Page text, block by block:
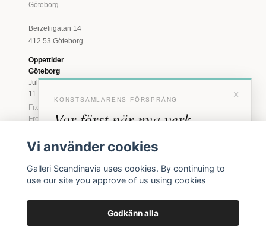
Göteborg.
Berzeliigatan 14
412 53 Göteborg
Öppettider
Göteborg
Juli: Tis 11-18 · Lör
11-16
Fr.o.m. augusti: Tis-
Fre 11-18 · Lör 11-
Marstrand
2026
Tis-Fre 11-18 ·
×
KONSTSAMLARENS FÖRSPRÅNG
Var först när nya verk
anländer
inbjudningar till vernissage, innan vi annonserar
offentligt.
Vi använder cookies
Galleri Scandinavia uses cookies. By continuing to
use our site you approve of us using cookies
Godkänn alla